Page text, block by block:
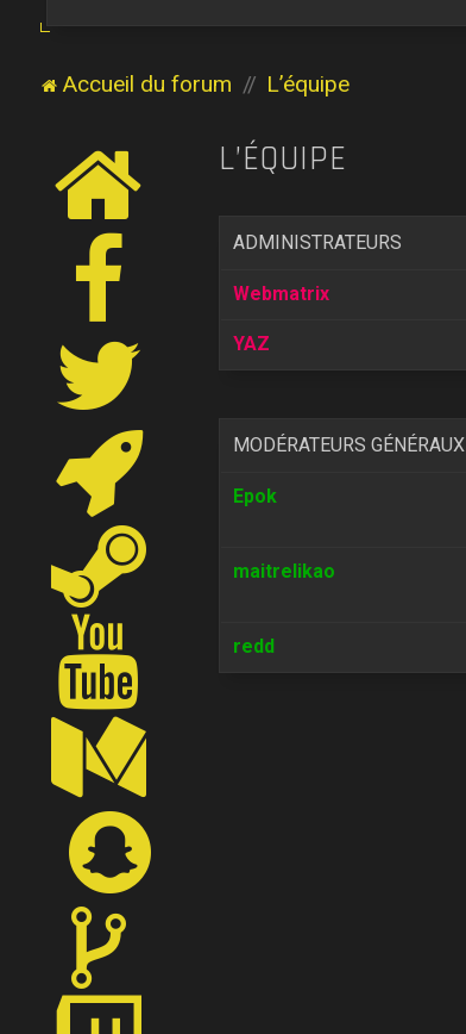
Accueil du forum L’équipe
L’ÉQUIPE
ADMINISTRATEURS
Webmatrix
YAZ
MODÉRATEURS GÉNÉRAUX
Epok
maitrelikao
redd